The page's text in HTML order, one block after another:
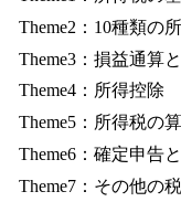
Theme2：10種類の
Theme3：損益通算
Theme4：所得控除
Theme5：所得税の
Theme6：確定申告
Theme7：その他の